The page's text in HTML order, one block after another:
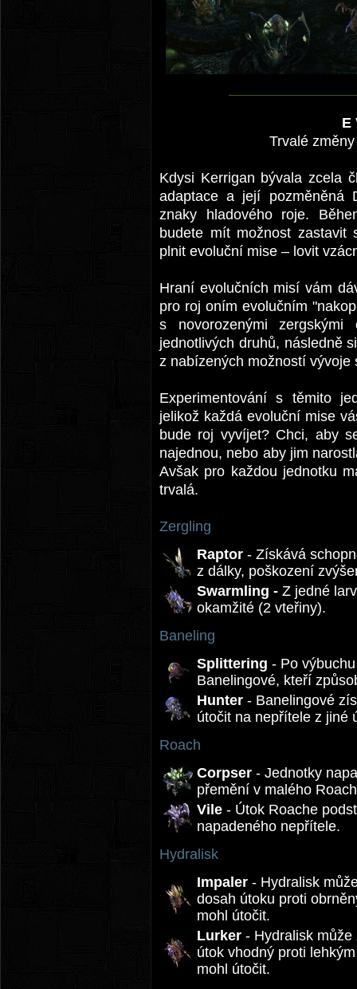
Trvalé
Kdysi Kerrigan bývala zcela
adaptace a její pozměněná
znaky hladového roje.
budete mít možnost
plnit evoluční mise – lovit
Hraní evolučních misí vám
pro roj oním evolučním
s novorozenými
jednotlivých druhů, následně
z nabízených možností vývoje
Experimentování s těmito
jelikož každá evoluční mise
bude roj vyvíjet? Chci, aby
najednou, nebo aby jim
Avšak pro každou jednotku
trvalá.
Zergling
Raptor - Získává
z dálky, poškození
Swarmling - Z jedné
okamžité (2 vteřiny).
Baneling
Splittering - Po
Banelingové, kteří
Hunter - Banelingové
útočit na nepřítele z jiné
Roach
Corpser - Jednotky
přemění v malého
Vile - Útok Roache
napadeného nepřítele.
Hydralisk
Impaler - Hydralisk
dosah útoku proti
mohl útočit.
Lurker - Hydralisk
útok vhodný proti
mohl útočit.